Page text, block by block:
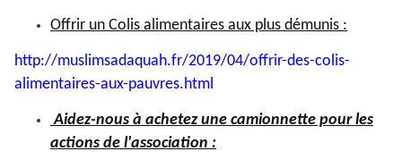
Offrir un Colis alimentaires aux plus démunis :
http://muslimsadaquah.fr/2019/04/offrir-des-colis-
alimentaires-aux-pauvres.html
Aidez-nous à achetez une camionnette pour les
actions de l'association :